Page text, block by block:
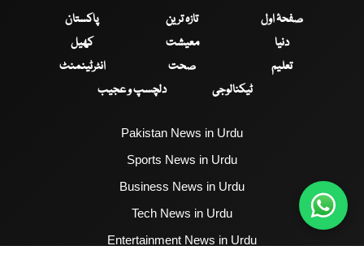
صفحۂ اول تازہ ترین
پاکستان
دنیا
معیشت
کھیل
تعلیم
صحت
انٹرٹینمنٹ
ٹیکنالوجی
دلچسپ و عجیب
Pakistan News in Urdu
Sports News in Urdu
Business News in Urdu
Tech News in Urdu
Entertainment News in Urdu